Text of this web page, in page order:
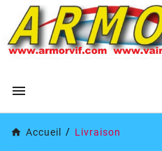

Accueil Livraison